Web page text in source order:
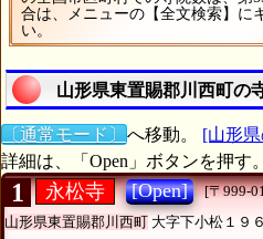
合は、メニューの【全文検索】に
い。
山形県東置賜郡川西町の
〔通常モード〕 へ移動。 [山形
詳細は、「Open」ボタンを押す
1 永松寺 [Open]
[〒999-
山形県東置賜郡川西町 大字下小松１９